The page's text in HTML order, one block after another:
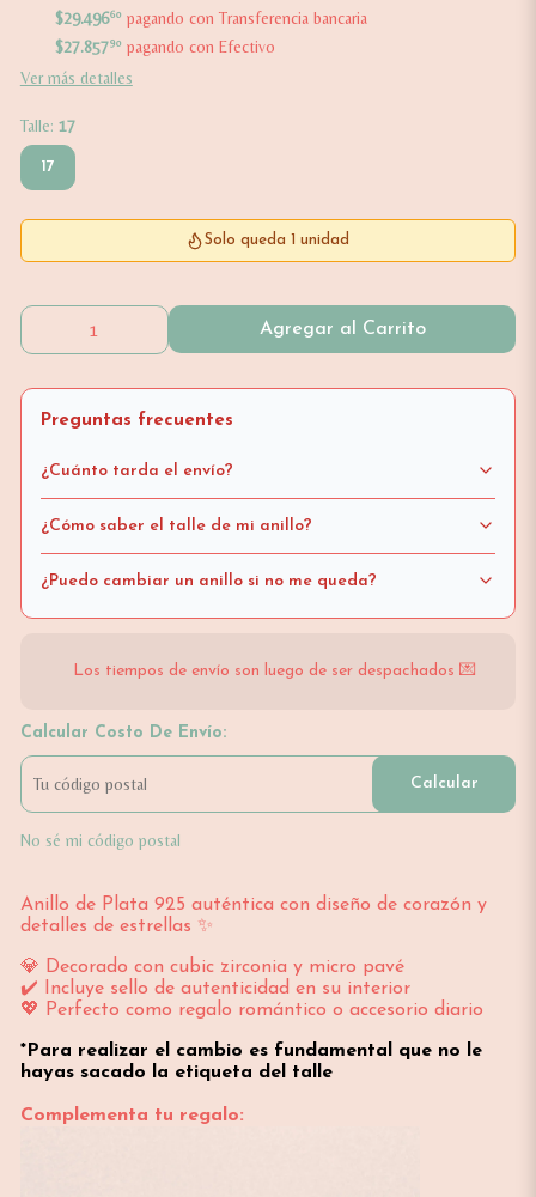
$29.49660pagando con Transferencia bancaria
$27.85790pagando con Efectivo
Ver más detalles
Talle: 17
17
Solo queda 1 unidad
Agregar al Carrito
Preguntas frecuentes
¿Cuánto tarda el envío?
¿Cómo saber el talle de mi anillo?
¿Puedo cambiar un anillo si no me queda?
Los tiempos de envío son luego de ser despachados 💌
Calcular Costo De Envío:
Calcular
No sé mi código postal
Anillo de Plata 925 auténtica con diseño de corazón y
detalles de estrellas ✨
💎 Decorado con cubic zirconia y micro pavé
✔️ Incluye sello de autenticidad en su interior
💖 Perfecto como regalo romántico o accesorio diario
*Para realizar el cambio es fundamental que no le
hayas sacado la etiqueta del talle
Complementa tu regalo: